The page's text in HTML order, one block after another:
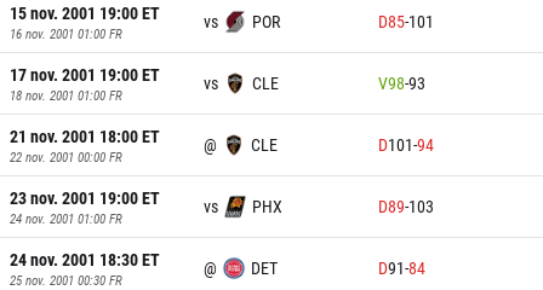
15 nov. 2001 19:00ET
16 nov. 2001 01:00 FR
vs POR D85-101
17 nov. 2001 19:00ET
18 nov. 2001 01:00 FR
vs CLE V98-93
21 nov. 2001 18:00ET
22 nov. 2001 00:00 FR
@ CLE D101-94
23 nov. 2001 19:00ET
24 nov. 2001 01:00 FR
vs PHX D89-103
24 nov. 2001 18:30ET
25 nov. 2001 00:30 FR
@ DET D91-84